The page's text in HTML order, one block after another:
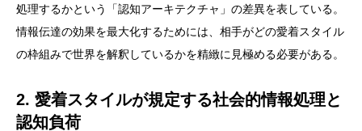
処理するかという「認知アーキテクチャ」の差異を表している。
情報伝達の効果を最大化するためには、相手がどの愛着スタイル
の枠組みで世界を解釈しているかを精緻に見極める必要がある。
2. 愛着スタイルが規定する社会的情報処理と
認知負荷